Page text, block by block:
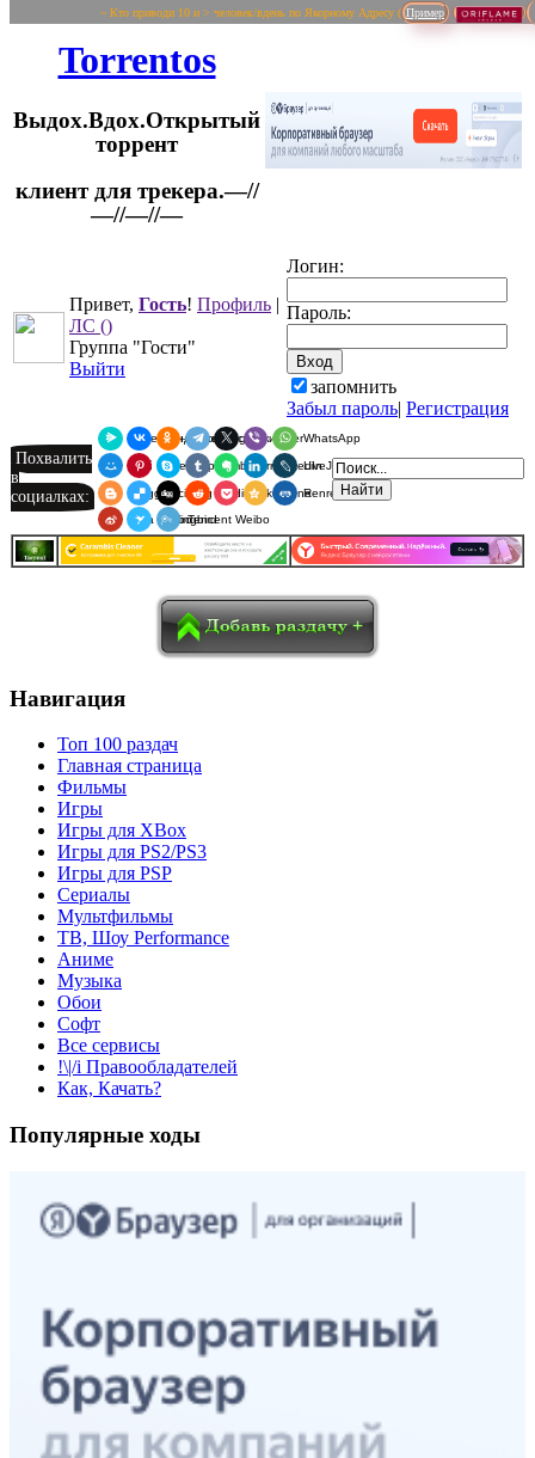
~ Кто приводи 10 и > человек/вдень по Якорному Адресу ( Пример
Torrentos
Выдох.Вдох.Открытый
торрент
Привет, Гость! Профиль |
ЛС ()
Группа "Гости"
Выйти
Логин:
Пароль:
запомнить
Забыл пароль| Регистрация
Похвалить
в
социалках:
Я.Мессенджер
ВКонтакте
Одноклассники
Telegram
X ViberWhatsApp
Мой МирPinterest
SkypeTumblrEvernoteLinkedInLiveJournal
BloggerDelicious
Digg redditPocketQzoneRenren
Sina Weibo
SurfingbirdTencent Weibo
Навигация
Топ 100 раздач
Главная страница
Фильмы
Игры
Игры для XBox
Игры для PS2/PS3
Игры для PSP
Сериалы
Мультфильмы
ТВ, Шоу Performance
Аниме
Музыка
Обои
Софт
Все сервисы
!\|/i Правообладателей
Как, Качать?
Популярные ходы